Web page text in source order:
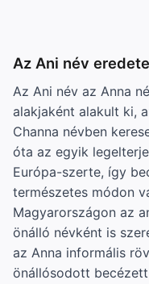
Az Ani név eredete
Az Ani név az Anna
alakjaként alakult ki,
Channa névben
óta az egyik
Európa-szerte, így
természetes módon
Magyarországon az
önálló névként is
az Anna informális
önállósodott